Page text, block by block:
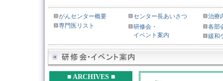
がんセンター概要 センター長あいさつ
治療
専門医リスト
研修会・
イベント案内
各部
緩和
■ ARCHIVES ■